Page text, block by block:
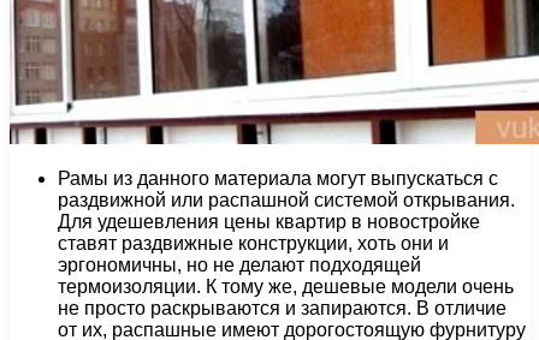
Рамы из данного материала могут выпускаться с
раздвижной или распашной системой открывания.
Для удешевления цены квартир в новостройке
ставят раздвижные конструкции, хоть они и
эргономичны, но не делают подходящей
термоизоляции. К тому же, дешевые модели очень
не просто раскрываются и запираются. В отличие
от их, распашные имеют дорогостоящую фурнитуру